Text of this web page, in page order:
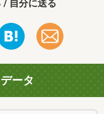
/ 自分に送る
ータ